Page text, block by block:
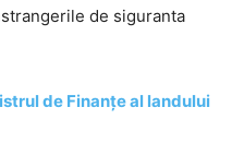
de siguranta
de Finanţe al landului